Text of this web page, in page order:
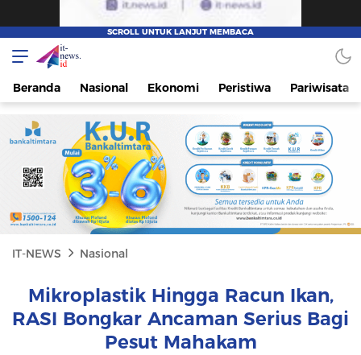
IT-NEWS
Update Cepat, Cerdas, dan Terpercaya
Beranda Nasional Ekonomi Peristiwa Pariwisata
IT-NEWS Nasional
Mikroplastik Hingga Racun Ikan,
RASI Bongkar Ancaman Serius Bagi
Pesut Mahakam